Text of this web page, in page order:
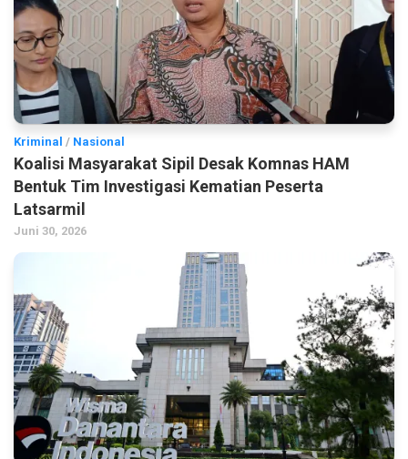
Kriminal / Nasional
Koalisi Masyarakat Sipil Desak Komnas HAM
Bentuk Tim Investigasi Kematian Peserta
Latsarmil
Juni 30, 2026